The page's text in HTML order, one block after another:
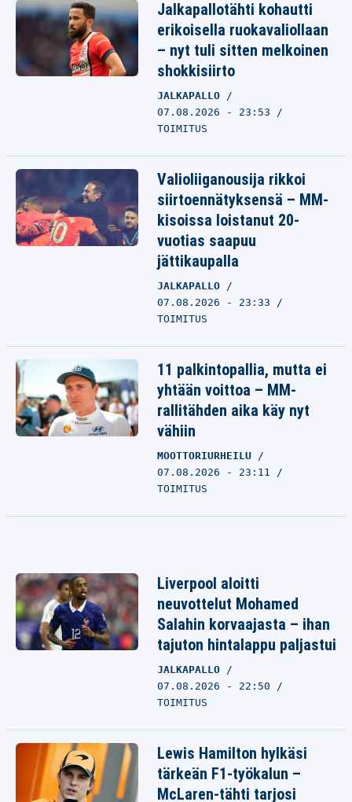
Jalkapallotähti kohautti
erikoisella ruokavaliollaan
– nyt tuli sitten melkoinen
shokkisiirto
JALKAPALLO
07.08.2026 - 23:53
TOIMITUS
Valioliiganousija rikkoi
siirtoennätyksensä – MM-
kisoissa loistanut 20-
vuotias saapuu
jättikaupalla
JALKAPALLO
07.08.2026 - 23:33
TOIMITUS
11 palkintopallia, mutta ei
yhtään voittoa – MM-
rallitähden aika käy nyt
vähiin
MOOTTORIURHEILU
07.08.2026 - 23:11
TOIMITUS
Liverpool aloitti
neuvottelut Mohamed
Salahin korvaajasta – ihan
tajuton hintalappu paljastui
JALKAPALLO
07.08.2026 - 22:50
TOIMITUS
Lewis Hamilton hylkäsi
tärkeän F1-työkalun –
McLaren-tähti tarjosi